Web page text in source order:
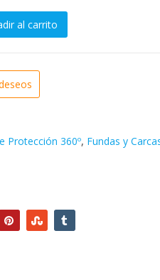
8 FUNDA CARCASA
al carrito
Protección 360º, Fundas y